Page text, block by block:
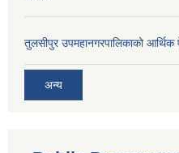
तुलसीपुर उपमहानगरपालिकाको
अन्य